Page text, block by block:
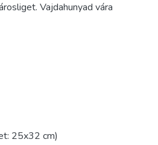
Vajdahunyad vára
25x32 cm)